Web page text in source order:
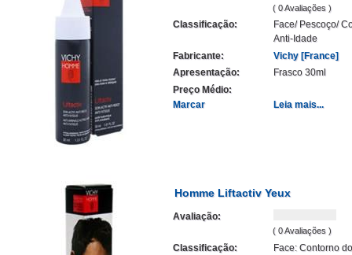
( 0 Avaliações )
Classificação:
Face/ Pescoço/
Anti-Idade
Fabricante:
Vichy [France]
Apresentação:
Frasco 30ml
Preço Médio:
Marcar
Leia mais...
Homme Liftactiv Yeux
Avaliação:
( 0 Avaliações )
Classificação:
Face: Contorno